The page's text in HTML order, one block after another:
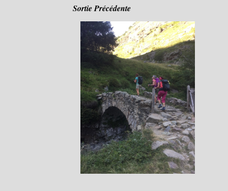
Sortie Précédente